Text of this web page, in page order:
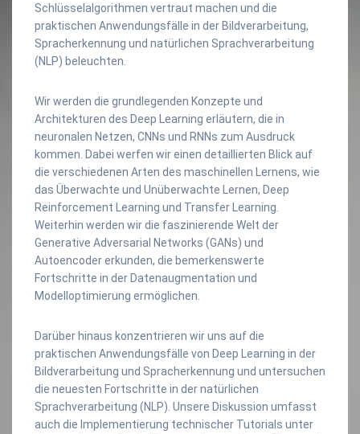
Schlüsselalgorithmen vertraut machen und die
praktischen Anwendungsfälle in der Bildverarbeitung,
Spracherkennung und natürlichen Sprachverarbeitung
(NLP) beleuchten.
Wir werden die grundlegenden Konzepte und
Architekturen des Deep Learning erläutern, die in
neuronalen Netzen, CNNs und RNNs zum Ausdruck
kommen. Dabei werfen wir einen detaillierten Blick auf
die verschiedenen Arten des maschinellen Lernens, wie
das Überwachte und Unüberwachte Lernen, Deep
Reinforcement Learning und Transfer Learning.
Weiterhin werden wir die faszinierende Welt der
Generative Adversarial Networks (GANs) und
Autoencoder erkunden, die bemerkenswerte
Fortschritte in der Datenaugmentation und
Modelloptimierung ermöglichen.
Darüber hinaus konzentrieren wir uns auf die
praktischen Anwendungsfälle von Deep Learning in der
Bildverarbeitung und Spracherkennung und untersuchen
die neuesten Fortschritte in der natürlichen
Sprachverarbeitung (NLP). Unsere Diskussion umfasst
auch die Implementierung technischer Tutorials unter